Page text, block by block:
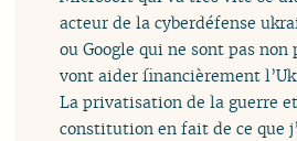
acteur de la cyberdéfense
ou Google qui ne sont pas
vont aider financièrement
La privatisation de la guerre
constitution en fait de ce que